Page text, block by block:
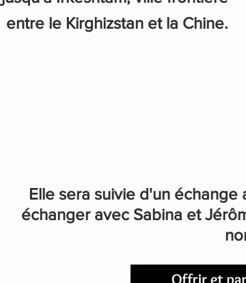
entre le Kirghizstan et la Chine.
Elle sera suivie d'un
échanger avec Sabina et